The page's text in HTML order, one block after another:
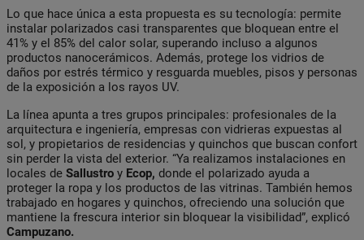
Lo que hace única a esta propuesta es su tecnología: permite
instalar polarizados casi transparentes que bloquean entre el
41% y el 85% del calor solar, superando incluso a algunos
productos nanocerámicos. Además, protege los vidrios de
daños por estrés térmico y resguarda muebles, pisos y personas
de la exposición a los rayos UV.
La línea apunta a tres grupos principales: profesionales de la
arquitectura e ingeniería, empresas con vidrieras expuestas al
sol, y propietarios de residencias y quinchos que buscan confort
sin perder la vista del exterior. “Ya realizamos instalaciones en
locales de Sallustro y Ecop, donde el polarizado ayuda a
proteger la ropa y los productos de las vitrinas. También hemos
trabajado en hogares y quinchos, ofreciendo una solución que
mantiene la frescura interior sin bloquear la visibilidad”, explicó
Campuzano.